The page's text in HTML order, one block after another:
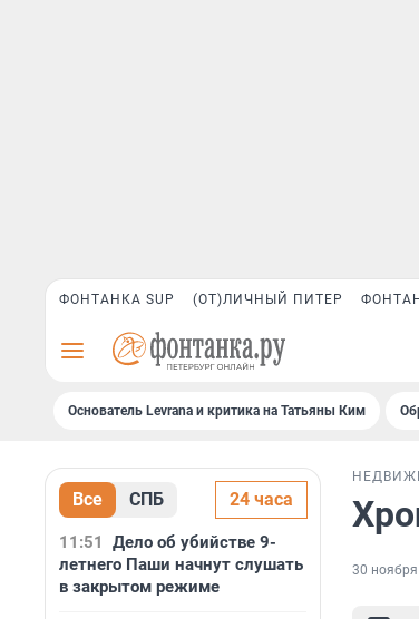
ФОНТАНКА SUP (ОТ)ЛИЧНЫЙ ПИТЕР
Основатель Levrana и критика на Татьяны Ким
Все СПБ 24 часа
11:51
Дело об убийстве 9-
летнего Паши начнут слушать
в закрытом режиме
30